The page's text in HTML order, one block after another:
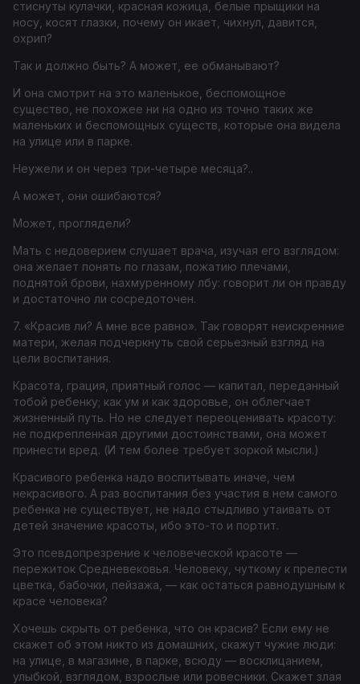
стиснуты кулачки, красная кожица, белые прыщики на
носу, косят глазки, почему он икает, чихнул, давится,
охрип?
Так и должно быть? А может, ее обманывают?
И она смотрит на это маленькое, беспомощное
существо, не похожее ни на одно из точно таких же
маленьких и беспомощных существ, которые она видела
на улице или в парке.
Неужели и он через три-четыре месяца?..
А может, они ошибаются?
Может, проглядели?
Мать с недоверием слушает врача, изучая его взглядом:
она желает понять по глазам, пожатию плечами,
поднятой брови, нахмуренному лбу: говорит ли он правду
и достаточно ли сосредоточен.
7. «Красив ли? А мне все равно». Так говорят неискренние
матери, желая подчеркнуть свой серьезный взгляд на
цели воспитания.
Красота, грация, приятный голос — капитал, переданный
тобой ребенку; как ум и как здоровье, он облегчает
жизненный путь. Но не следует переоценивать красоту:
не подкрепленная другими достоинствами, она может
принести вред. (И тем более требует зоркой мысли.)
Красивого ребенка надо воспитывать иначе, чем
некрасивого. А раз воспитания без участия в нем самого
ребенка не существует, не надо стыдливо утаивать от
детей значение красоты, ибо это-то и портит.
Это псевдопрезрение к человеческой красоте —
пережиток Средневековья. Человеку, чуткому к прелести
цветка, бабочки, пейзажа, — как остаться равнодушным к
красе человека?
Хочешь скрыть от ребенка, что он красив? Если ему не
скажет об этом никто из домашних, скажут чужие люди:
на улице, в магазине, в парке, всюду — восклицанием,
улыбкой, взглядом, взрослые или ровесники. Скажет злая